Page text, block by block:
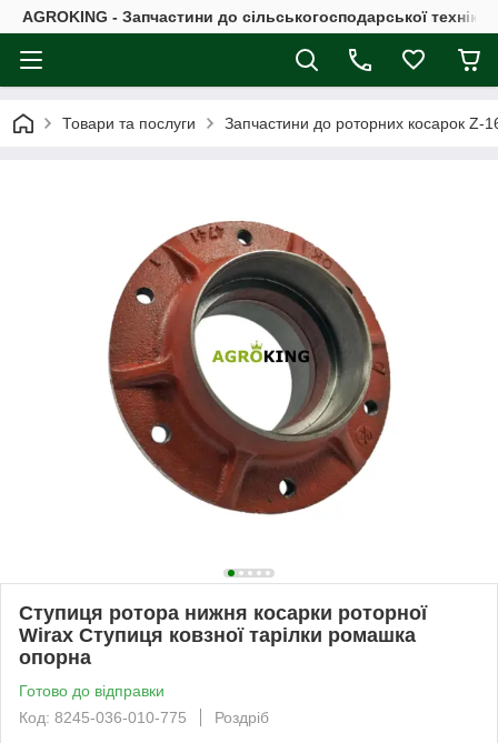
AGROKING - Запчастини до сільськогосподарської
Товари та послуги Запчастини до роторних косарок Z-
Ступиця ротора нижня косарки роторної
Wirax Ступиця ковзної тарілки ромашка
опорна
Готово до відправки
Код: 8245-036-010-775
Роздріб